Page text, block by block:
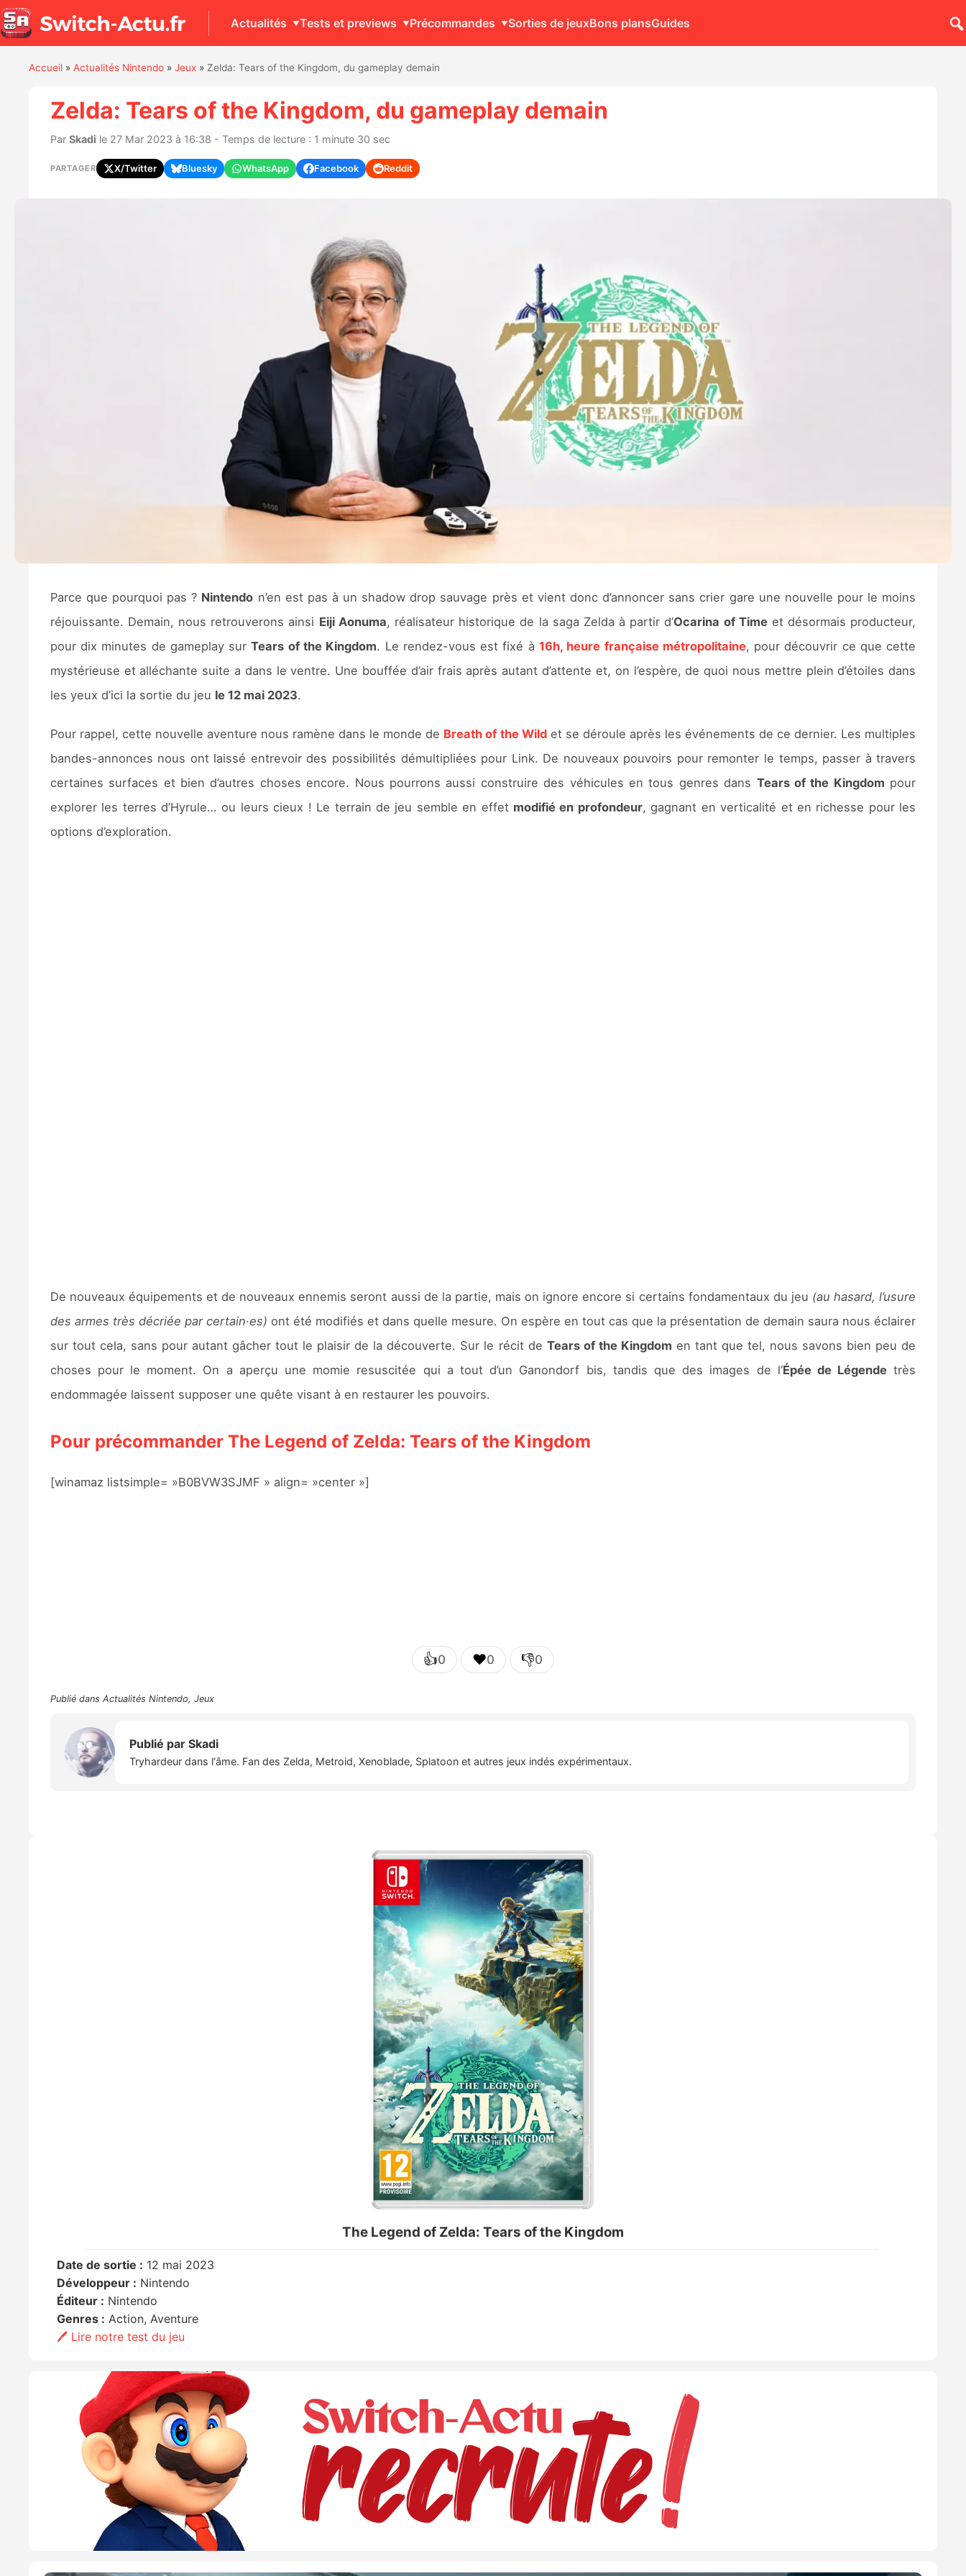
Actualités Tests et previews Précommandes Sorties de jeuxBons plansGuides
Accueil» Actualités Nintendo» Jeux» Zelda: Tears of the Kingdom, du gameplay demain
Zelda: Tears of the Kingdom, du gameplay demain
Par Skadi le 27 Mar 2023 à 16:38 - Temps de lecture : 1 minute 30 sec
PARTAGER X/Twitter Bluesky WhatsApp Facebook Reddit
Parce que pourquoi pas ? Nintendo n’en est pas à un shadow drop sauvage près et vient donc d’annoncer sans crier gare une nouvelle pour le moins
réjouissante. Demain, nous retrouverons ainsi Eiji Aonuma, réalisateur historique de la saga Zelda à partir d’Ocarina of Timeet désormais producteur,
pour dix minutes de gameplay surTears of the Kingdom. Le rendez-vous est fixé à16h, heure française métropolitaine, pour découvrir ce que cette
mystérieuse et alléchante suite a dans le ventre. Une bouffée d’air frais après autant d’attente et, on l’espère, de quoi nous mettre plein d’étoiles dans
les yeux d’ici la sortie du jeu le 12 mai 2023.
Pour rappel, cette nouvelle aventure nous ramène dans le monde de Breath of the Wildet se déroule après les événements de ce dernier. Les multiples
bandes-annonces nous ont laissé entrevoir des possibilités démultipliées pour Link. De nouveaux pouvoirs pour remonter le temps, passer à travers
certaines surfaces et bien d’autres choses encore. Nous pourrons aussi construire des véhicules en tous genres dans Tears of the Kingdom pour
explorer les terres d’Hyrule… ou leurs cieux ! Le terrain de jeu semble en effet modifié en profondeur, gagnant en verticalité et en richesse pour les
options d’exploration.
De nouveaux équipements et de nouveaux ennemis seront aussi de la partie, mais on ignore encore si certains fondamentaux du jeu (au hasard, l’usure
des armes très décriée par certain·es) ont été modifiés et dans quelle mesure. On espère en tout cas que la présentation de demain saura nous éclairer
sur tout cela, sans pour autant gâcher tout le plaisir de la découverte. Sur le récit de Tears of the Kingdom en tant que tel, nous savons bien peu de
choses pour le moment. On a aperçu une momie resuscitée qui a tout d’un Ganondorf bis, tandis que des images de l’Épée de Légende très
endommagée laissent supposer une quête visant à en restaurer les pouvoirs.
Pour précommander The Legend of Zelda: Tears of the Kingdom
[winamaz listsimple= »B0BVW3SJMF » align= »center »]
👍0 ❤️0 👎0
Publié dans Actualités Nintendo, Jeux
Publié par Skadi
Tryhardeur dans l'âme. Fan des Zelda, Metroid, Xenoblade, Splatoon et autres jeux indés expérimentaux.
The Legend of Zelda: Tears of the Kingdom
Date de sortie : 12 mai 2023
Développeur : Nintendo
Éditeur : Nintendo
Genres : Action, Aventure
🖊️ Lire notre test du jeu